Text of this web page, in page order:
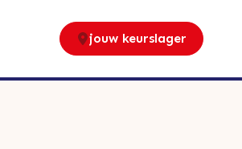
jouw keurslager